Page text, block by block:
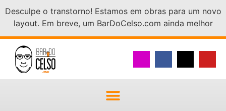
Desculpe o transtorno! Estamos em obras para um novo
layout. Em breve, um BarDoCelso.com ainda melhor